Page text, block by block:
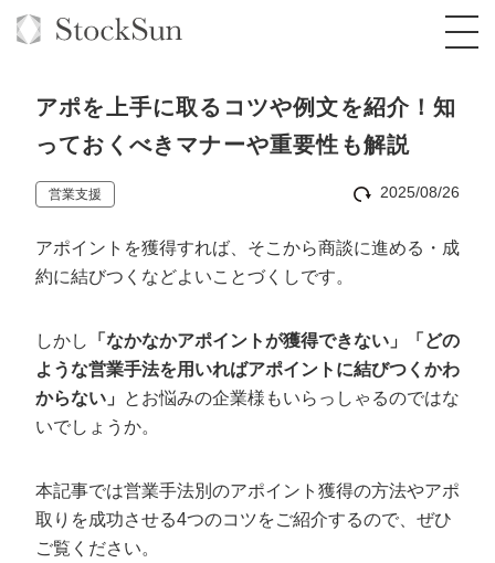
オーダーメイド支援
TOP
品質ガイドライン
社内コンペ
BPO支援
定額制営業代行『カリトルくん』
定額制採用代行・RPO『トルトルくん』
ん』
定額LINE運用代行『LINEマキトルくん』
格安でAI導入支援『あいのりAI』
拡散付1日密着動画制作『まるごと社長』
定額制LP制作・改善『最強LP』
採用YouTubeチャンネル構築『トリトル』
実績
お役立ち資料
StockSun道場
道場TOP
エンジニア
広告運用
年収エージェント
会社概要・役員紹介
アポを上手に取るコツや例文を紹介！知
っておくべきマナーや重要性も解説
営業支援 2025/08/26
アポイントを獲得すれば、そこから商談に進める・成
約に結びつくなどよいことづくしです。
しかし
「なかなかアポイントが獲得できない」「どの
ような営業手法を用いればアポイントに結びつくかわ
からない」
とお悩みの企業様もいらっしゃるのではな
いでしょうか。
本記事では営業手法別のアポイント獲得の方法やアポ
取りを成功させる4つのコツをご紹介するので、ぜひ
ご覧ください。